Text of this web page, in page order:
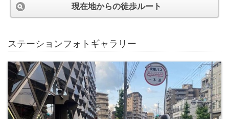
現在地からの徒歩ルート
ステーションフォトギャラリー